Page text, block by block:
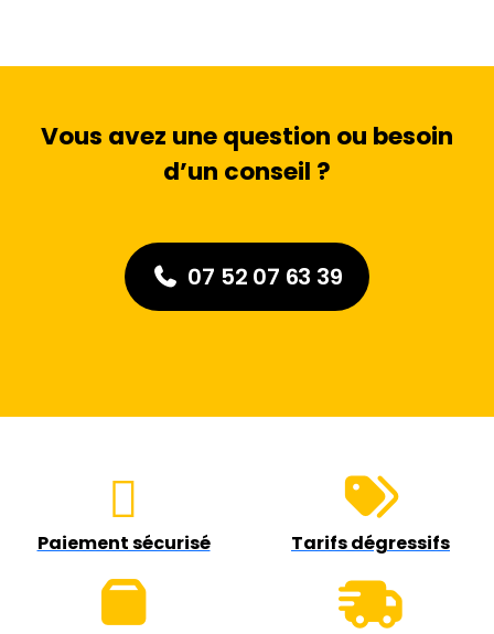
Vous avez une question ou besoin
d’un conseil ?
07 52 07 63 39
Paiement sécurisé Tarifs dégressifs